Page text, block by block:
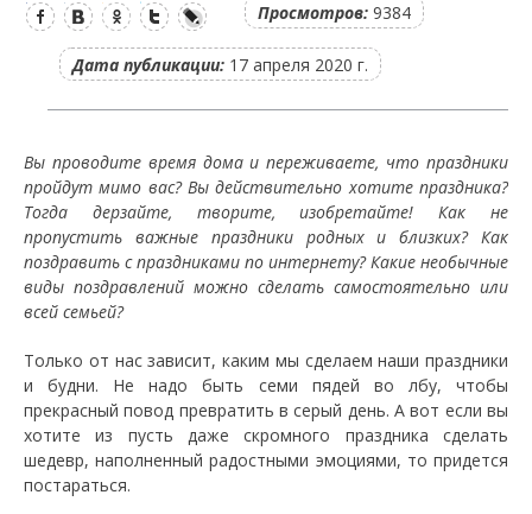
Просмотров: 9384
Дата публикации: 17 апреля 2020 г.
Вы проводите время дома и переживаете, что праздники
пройдут мимо вас? Вы действительно хотите праздника?
Тогда дерзайте, творите, изобретайте! Как не
пропустить важные праздники родных и близких? Как
поздравить с праздниками по интернету? Какие необычные
виды поздравлений можно сделать самостоятельно или
всей семьей?
Только от нас зависит, каким мы сделаем наши праздники
и будни. Не надо быть семи пядей во лбу, чтобы
прекрасный повод превратить в серый день. А вот если вы
хотите из пусть даже скромного праздника сделать
шедевр, наполненный радостными эмоциями, то придется
постараться.